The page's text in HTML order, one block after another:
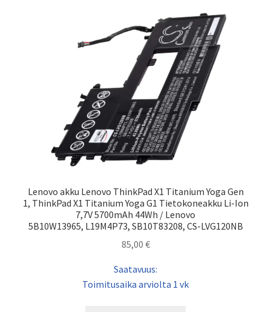
Lenovo akku Lenovo ThinkPad X1 Titanium Yoga Gen
1, ThinkPad X1 Titanium Yoga G1 Tietokoneakku Li-Ion
7,7V 5700mAh 44Wh / Lenovo
5B10W13965, L19M4P73, SB10T83208, CS-LVG120NB
85,00 €
Saatavuus:
Toimitusaika arviolta 1 vk